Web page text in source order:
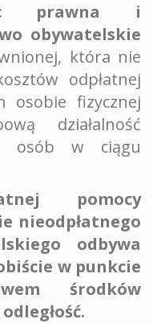
prawna i
obywatelskie
która nie
odpłatnej
osobie fizycznej
działalność
osób w ciągu
pomocy
nieodpłatnego
odbywa
w punkcie
środków